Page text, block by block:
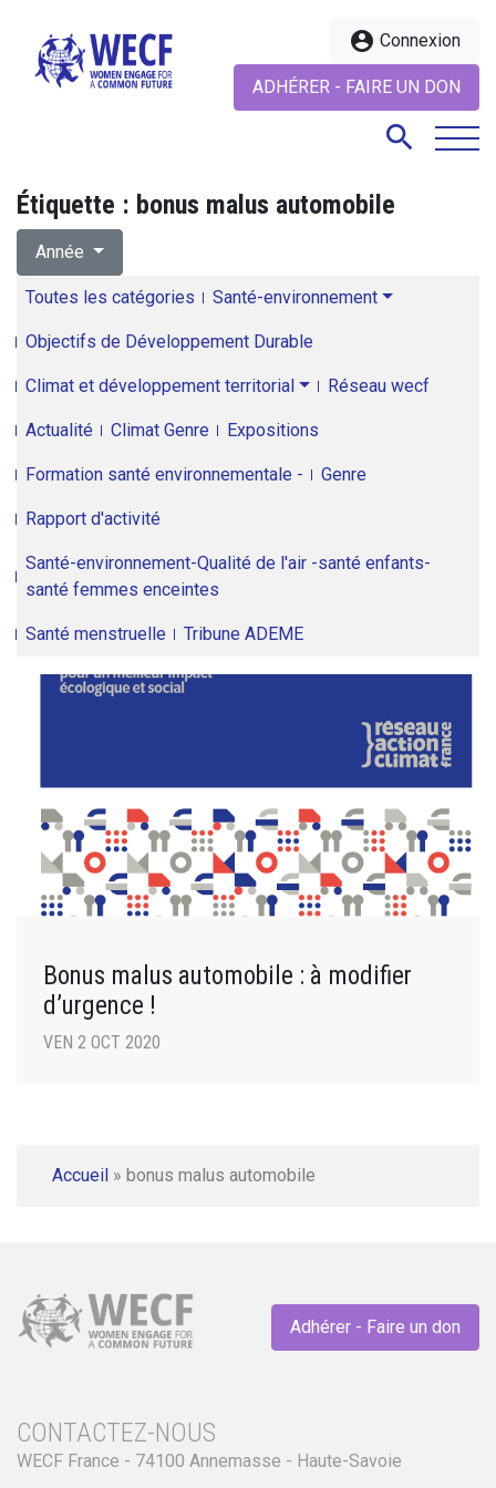
account_circle Connexion
ADHÉRER - FAIRE UN DON
search
Étiquette : bonus malus automobile
Année
Toutes les catégories Santé-environnement
Objectifs de Développement Durable
Climat et développement territorial Réseau wecf
Actualité Climat Genre Expositions
Formation santé environnementale - Genre
Rapport d'activité
Santé-environnement-Qualité de l'air -santé enfants-
santé femmes enceintes
Santé menstruelle Tribune ADEME
Bonus malus automobile : à modifier
d’urgence !
VEN 2 OCT 2020
Accueil » bonus malus automobile
Adhérer - Faire un don
CONTACTEZ-NOUS
WECF France - 74100 Annemasse - Haute-Savoie